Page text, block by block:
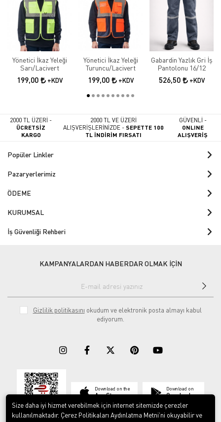
Yönetici İkaz Yeleği
Sarı/Lacivert
199,00 +KDV
Yönetici İkaz Yeleği
Turuncu/Lacivert
199,00 +KDV
Gabardin Yazlık Gri İş
Pantolonu 16/12
526,50 +KDV
2000 TL ÜZERİ -
ÜCRETSİZ
KARGO
2000 TL VE ÜZERİ
ALIŞVERİŞLERİNİZDE -SEPETTE 100
TL İNDİRİM FIRSATI
GÜVENLİ -
ONLINE
ALIŞVERİŞ
Popüler Linkler
Pazaryerlerimiz
ÖDEME
KURUMSAL
İş Güvenliği Rehberi
KAMPANYALARDAN HABERDAR OLMAK İÇİN
Gizlilik politikasını okudum ve elektronik posta almayı kabul
ediyorum.
Download on the
App Store
Download on
Google play
Size daha iyi hizmet verebilmek için internet sitemizde çerezler
kullanılmaktadır. Çerez Politikaları Aydınlatma Metni’ni okuyabilir ve